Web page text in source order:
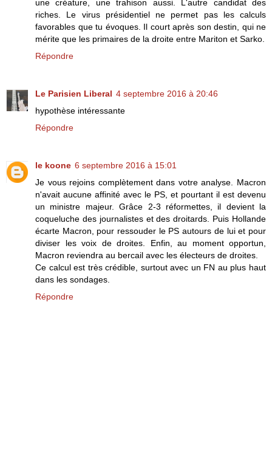
une créature, une trahison aussi. L'autre candidat des
riches. Le virus présidentiel ne permet pas les calculs
favorables que tu évoques. Il court après son destin, qui ne
mérite que les primaires de la droite entre Mariton et Sarko.
Répondre
Le Parisien Liberal 4 septembre 2016 à 20:46
hypothèse intéressante
Répondre
le koone 6 septembre 2016 à 15:01
Je vous rejoins complètement dans votre analyse. Macron
n'avait aucune affinité avec le PS, et pourtant il est devenu
un ministre majeur. Grâce 2-3 réformettes, il devient la
coqueluche des journalistes et des droitards. Puis Hollande
écarte Macron, pour ressouder le PS autours de lui et pour
diviser les voix de droites. Enfin, au moment opportun,
Macron reviendra au bercail avec les électeurs de droites.
Ce calcul est très crédible, surtout avec un FN au plus haut
dans les sondages.
Répondre